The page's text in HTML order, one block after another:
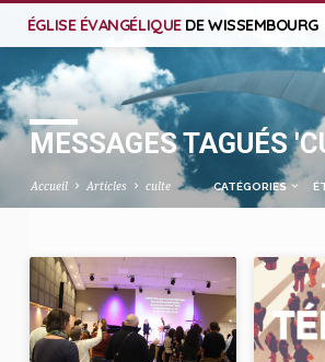
ÉGLISE ÉVANGÉLIQUE DE WISSEMBOURG
MESSAGES TAGUÉS
Accueil Articles culte CATÉGORIES
MESSAGES
TAGUÉS
'CULTE'